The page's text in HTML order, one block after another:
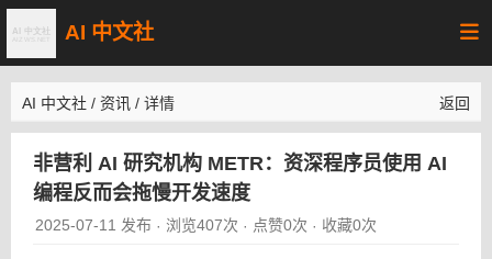
AI 中文社
AI 中文社 / 资讯 / 详情 返回
非营利 AI 研究机构 METR：资深程序员使用 AI
编程反而会拖慢开发速度
2025-07-11 发布 · 浏览407次 · 点赞0次 · 收藏0次